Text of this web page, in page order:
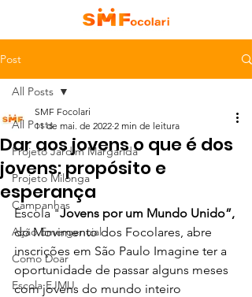
Post
All Posts
Projeto Jardim Margarida
Projeto Milonga
Campanhas
Ação Emergencial
Como Doar
Escola EJMU
All Posts
Dar aos jovens o que é dos
jovens: propósito e
esperança
SMF Focolari
11 de mai. de 2022 2 min de leitura
Escola "Jovens por um Mundo Unido”,
do Movimento dos Focolares, abre
inscrições em São Paulo Imagine ter a
oportunidade de passar alguns meses
com jovens do mundo inteiro